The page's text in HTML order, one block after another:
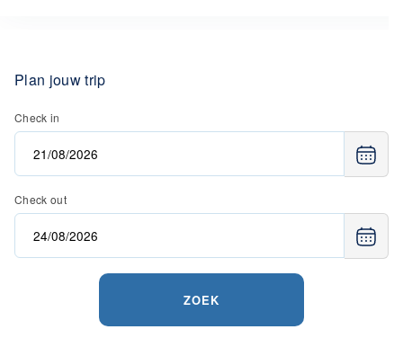
Plan jouw trip
Check in
Check out
ZOEK